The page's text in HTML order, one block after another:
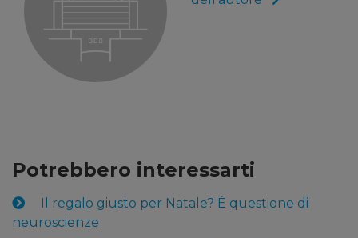
Potrebbero interessarti
Il regalo giusto per Natale? È questione di
neuroscienze